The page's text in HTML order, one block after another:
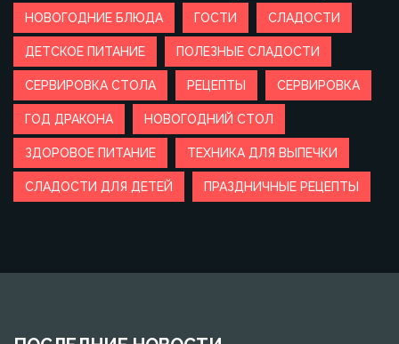
НОВОГОДНИЕ БЛЮДА ГОСТИ СЛАДОСТИ
ДЕТСКОЕ ПИТАНИЕ ПОЛЕЗНЫЕ СЛАДОСТИ
СЕРВИРОВКА СТОЛА РЕЦЕПТЫ СЕРВИРОВКА
ГОД ДРАКОНА НОВОГОДНИЙ СТОЛ
ЗДОРОВОЕ ПИТАНИЕ ТЕХНИКА ДЛЯ ВЫПЕЧКИ
СЛАДОСТИ ДЛЯ ДЕТЕЙ ПРАЗДНИЧНЫЕ РЕЦЕПТЫ